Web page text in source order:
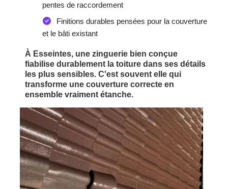
pentes de raccordement
Finitions durables pensées pour la couverture
et le bâti existant
À Esseintes, une zinguerie bien conçue
fiabilise durablement la toiture dans ses détails
les plus sensibles. C'est souvent elle qui
transforme une couverture correcte en
ensemble vraiment étanche.